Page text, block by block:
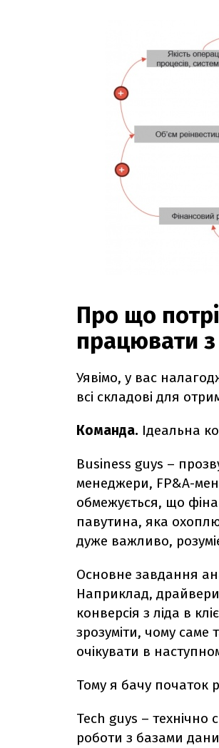
Про що
працювати
Уявімо, у вас
всі складові для
Команда. Ідеальна
Business guys –
менеджери, FP&A-
обмежується, що
павутина, яка
дуже важливо,
Основне завдання
Наприклад, драйвери
конверсія з ліда в
зрозуміти, чому саме
очікувати в
Тому я бачу початок
Tech guys – технічно
роботи з базами